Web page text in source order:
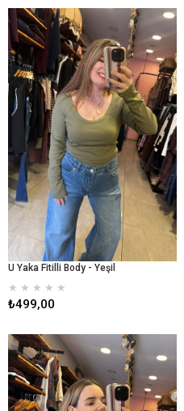
U Yaka Fitilli Body - Yeşil
★ ★ ★ ★ ★
₺499,00